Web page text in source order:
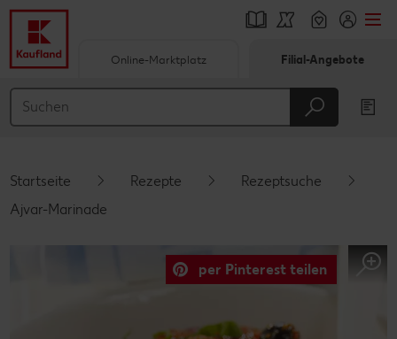
Hauptinhalt
Schwebender Seitenbereich
Online-Marktplatz Filial-Angebote
Startseite Rezepte
Rezeptsuche
Ajvar-Marinade
per Pinterest teilen